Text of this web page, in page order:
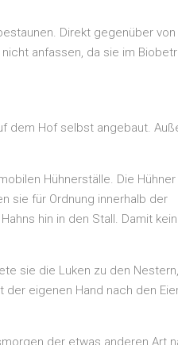
Direkt gegenüber von
anfassen, da sie im
dem Hof selbst angebaut.
Hühnerställe. Die Hühner
sie für Ordnung innerhalb der
hin in den Stall. Damit
sie die Luken zu den
eigenen Hand nach den
der etwas anderen Art